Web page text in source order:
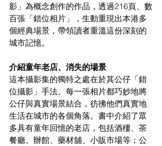
影」為概念創作的作品，透過216頁、數
百張「錯位相片」，生動重現出本港多
個經典場景，帶領讀者重溫這份深刻的
城市記憶。
介紹童年老店、消失的場景
這本攝影集的獨特之處在於其公仔「錯
位攝影」手法。每一張相片都巧妙地將
公仔與真實場景結合，彷彿他們真實地
生活在城市的各個角落。書中介紹了眾
多具有童年回憶的老店，包括酒樓、茶
餐廳、辦館、藥材舖、小販市場等；公